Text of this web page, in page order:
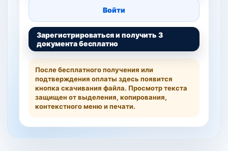
Войти
Зарегистрироваться и получить 3
документа бесплатно
После бесплатного получения или
подтверждения оплаты здесь появится
кнопка скачивания файла. Просмотр текста
защищен от выделения, копирования,
контекстного меню и печати.